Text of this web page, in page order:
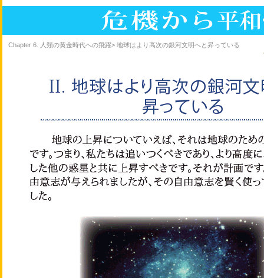
Chapter 6. 人類の黄金時代への飛躍> 地球はより高次の銀河文明へと昇っている